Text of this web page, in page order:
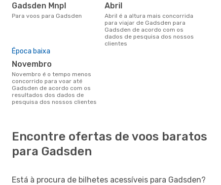
Gadsden Mnpl
Para voos para Gadsden
abril
abril é a altura mais concorrida
para viajar de Gadsden para
Gadsden de acordo com os
dados de pesquisa dos nossos
clientes
Época baixa
novembro
novembro é o tempo menos
concorrido para voar até
Gadsden de acordo com os
resultados dos dados de
pesquisa dos nossos clientes
Encontre ofertas de voos baratos
para Gadsden
Está à procura de bilhetes acessíveis para Gadsden?